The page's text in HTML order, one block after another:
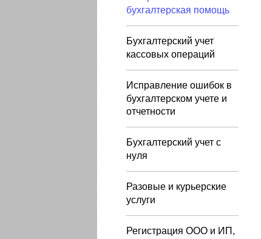
бухгалтерская помощь
Бухгалтерский учет
кассовых операций
Исправление ошибок в
бухгалтерском учете и
отчетности
Бухгалтерский учет с
нуля
Разовые и курьерские
услуги
Регистрация ООО и ИП,